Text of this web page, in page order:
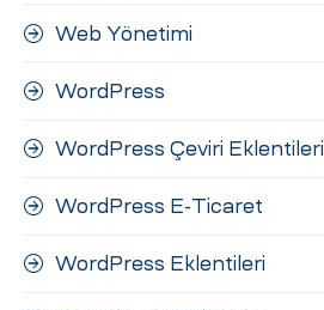
Web Yönetimi
WordPress
WordPress Çeviri Eklentileri
WordPress E-Ticaret
WordPress Eklentileri